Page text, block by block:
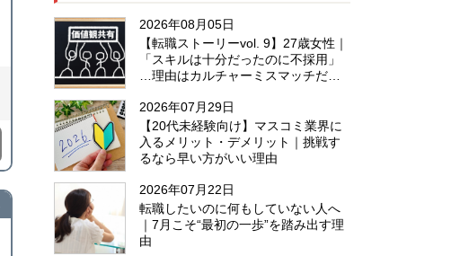
2026年08月05日
【転職ストーリーvol. 9】27歳女性｜
「スキルは十分だったのに不採用」
…理由はカルチャーミスマッチだっ
2026年07月29日
【20代未経験向け】マスコミ業界に
入るメリット・デメリット｜挑戦す
るなら早い方がいい理由
2026年07月22日
転職したいのに何もしていない人へ
｜7月こそ“最初の一歩”を踏み出す理
由